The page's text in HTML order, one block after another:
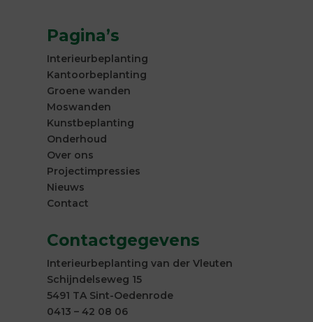
Pagina’s
Interieurbeplanting
Kantoorbeplanting
Groene wanden
Moswanden
Kunstbeplanting
Onderhoud
Over ons
Projectimpressies
Nieuws
Contact
Contactgegevens
Interieurbeplanting van der Vleuten
Schijndelseweg 15
5491 TA Sint-Oedenrode
0413 – 42 08 06